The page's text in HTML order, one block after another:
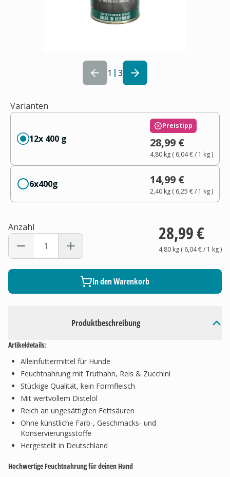
1 3
Produktbeschreibung
Artikeldetails:
Alleinfuttermittel für Hunde
Feuchtnahrung mit Truthahn, Reis & Zucchini
Stückige Qualität, kein Formfleisch
Mit wertvollem Distelöl
Reich an ungesättigten Fettsäuren
Ohne künstliche Farb-, Geschmacks- und
Konservierungsstoffe
Hergestellt in Deutschland
Hochwertige Feuchtnahrung für deinen Hund
Varianten
12x 400 g
Preistipp
28,99 €
4,80 kg( 6,04 €/ 1 kg)
6x400g 14,99 €
2,40 kg( 6,25 €/ 1 kg)
Anzahl 28,99 €
4,80 kg( 6,04 €/ 1 kg)
In den Warenkorb